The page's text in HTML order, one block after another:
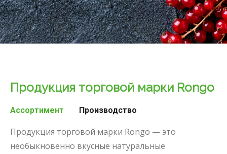
Продукция торговой марки Rongo
Ассортимент Производство
Продукция торговой марки Rongo — это
необыкновенно вкусные натуральные